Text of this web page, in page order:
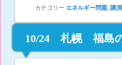
カテゴリー エネルギー問題, 講
10/24 札幌 福島